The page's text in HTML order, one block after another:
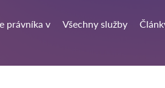
právníka v Všechny služby